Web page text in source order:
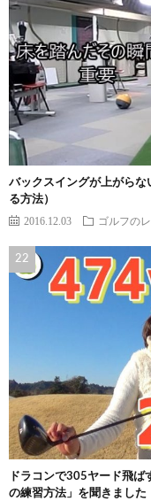
バックスイングが上がらな
る方法）
2016.12.03 ゴルフの
ドラコンで305ヤード飛
の練習方法」を聞きまし